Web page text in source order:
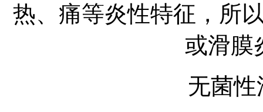
热、痛等炎性特征，所
或滑膜
无菌